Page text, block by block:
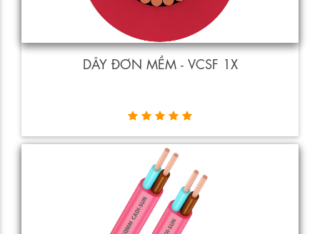
DÂY ĐƠN MỀM - VCSF 1X